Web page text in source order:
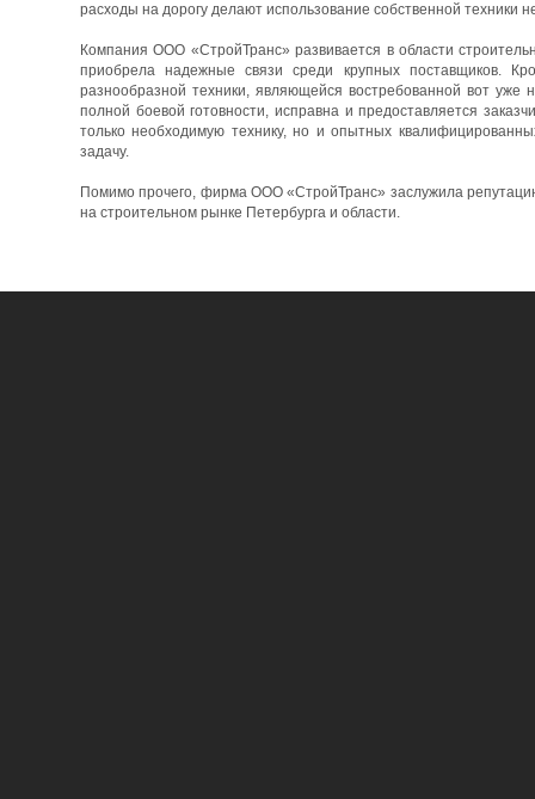
расходы на дорогу делают использование собственной техники
Компания ООО «СтройТранс» развивается в области
приобрела надежные связи среди крупных поставщиков.
разнообразной техники, являющейся востребованной вот уже
полной боевой готовности, исправна и предоставляется
только необходимую технику, но и опытных
задачу.
Помимо прочего, фирма ООО «СтройТранс» заслужила
на строительном рынке Петербурга и области.